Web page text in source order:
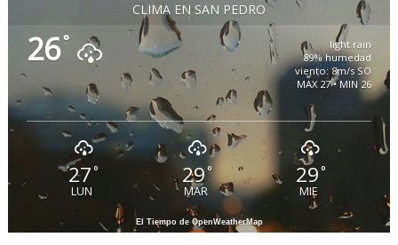
CLIMA EN SAN PEDRO
26°
light rain
89% humedad
viento: 8m/s SO
MAX 27 • MIN 26
27°
LUN
29 °
MAR
29°
MIE
El Tiempo de OpenWeatherMap